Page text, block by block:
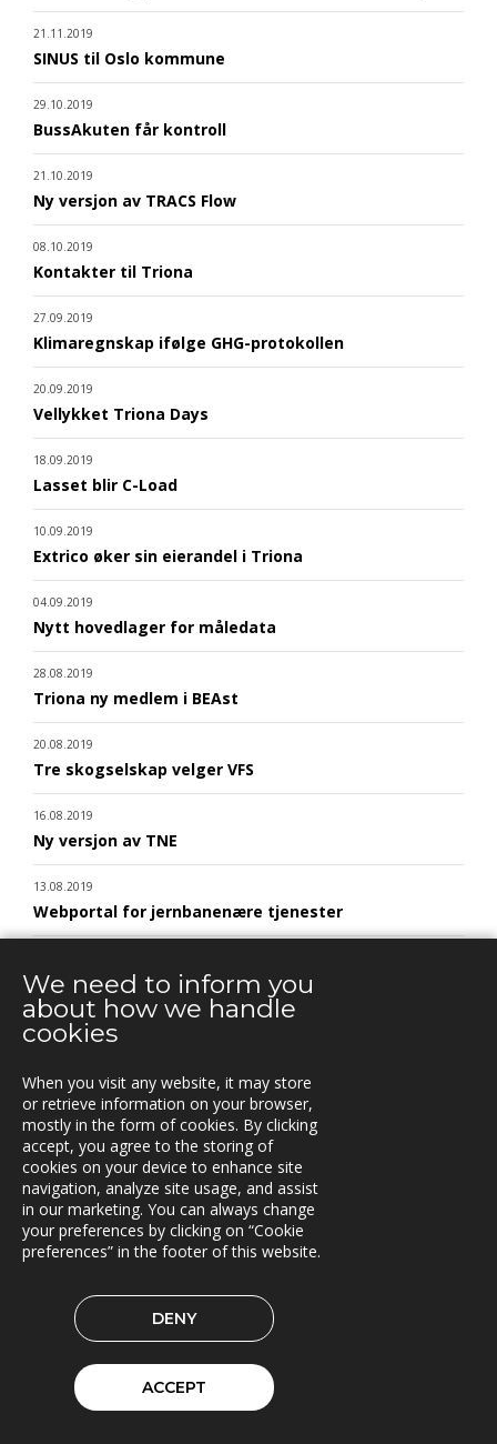
21.11.2019
SINUS til Oslo kommune
29.10.2019
BussAkuten får kontroll
21.10.2019
Ny versjon av TRACS Flow
08.10.2019
Kontakter til Triona
27.09.2019
Klimaregnskap ifølge GHG-protokollen
20.09.2019
Vellykket Triona Days
18.09.2019
Lasset blir C-Load
10.09.2019
Extrico øker sin eierandel i Triona
04.09.2019
Nytt hovedlager for måledata
28.08.2019
Triona ny medlem i BEAst
20.08.2019
Tre skogselskap velger VFS
16.08.2019
Ny versjon av TNE
13.08.2019
Webportal for jernbanenære tjenester
Nye versjoner av Lasset (1.31.0 og 1.32.0)
28.06.2019
24.06.2019
Rammeavtale med Atlas Logistik
13.06.2019
Triona bidrar til BIM-standardisering
10.06.2019
04.06.2019
Samarbeid for økt transporteffektivitet
14.05.2019
Siljan inn i Lasset
We need to inform you
about how we handle
cookies
When you visit any website, it may store
or retrieve information on your browser,
mostly in the form of cookies. By clicking
accept, you agree to the storing of
cookies on your device to enhance site
navigation, analyze site usage, and assist
in our marketing. You can always change
your preferences by clicking on “Cookie
preferences” in the footer of this website.
DENY
ACCEPT